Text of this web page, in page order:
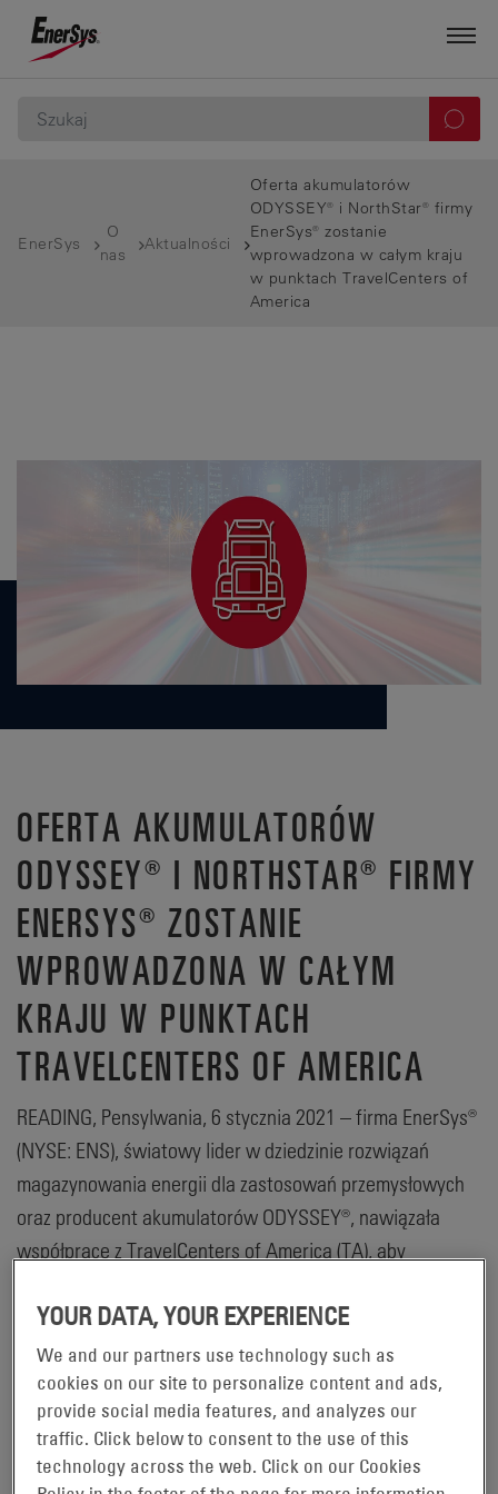
EnerSys
O
nas
Aktualności
Oferta akumulatorów
ODYSSEY® i NorthStar® firmy
EnerSys® zostanie
wprowadzona w całym kraju
w punktach TravelCenters of
America
OFERTA AKUMULATORÓW
ODYSSEY® I NORTHSTAR® FIRMY
ENERSYS® ZOSTANIE
WPROWADZONA W CAŁYM
KRAJU W PUNKTACH
TRAVELCENTERS OF AMERICA
READING, Pensylwania, 6 stycznia 2021 – firma EnerSys®
(NYSE: ENS), światowy lider w dziedzinie rozwiązań
magazynowania energii dla zastosowań przemysłowych
oraz producent akumulatorów ODYSSEY®, nawiązała
współpracę z TravelCenters of America (TA), aby
NorthStar® PRO Group 31 do zastosowań w ciężkich
warunkach pracy we wszystkich punktach TA w USA. W
ramach tej wyłącznej umowy zakup dowolnego
akumulatora ODYSSEY® i NorthStar® z Grupy 31 przez TA
będzie objęty ograniczoną czteroletnią gwarancją
wymiany. Akumulatory NorthStar® PRO Grupa 31 są
YOUR DATA, YOUR EXPERIENCE
We and our partners use technology such as
cookies on our site to personalize content and ads,
provide social media features, and analyzes our
traffic. Click below to consent to the use of this
technology across the web. Click on our Cookies